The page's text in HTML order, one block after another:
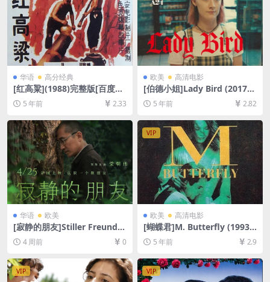
华语 高分经典
[红高粱](1988)完整版[百度网
盘+夸克网盘+迅雷云盘资源10
80P超清未删减][MP4/5.6GB]
[国语中字]
5 年前 2.33
欧美 高清电影
[伯德小姐]Lady Bird (2017)
[百度网盘+迅雷云盘资源1080
P超清未删减][MP4/5.9GB][中
英字幕]
5 年前 2.82
华语 欧美
[寂静的朋友]Stiller Freund
(2025)[百度网盘+夸克网盘10
80P超清未删减资源][网盘在
文字幕]
4 周前 0
VIP
欧美 高清电影
[蝴蝶君]M. Butterfly (1993)
[百度网盘+迅雷云盘资源1080
P超清][MP4/5.1GB][英语中
5 年前 2.9
VIP VIP